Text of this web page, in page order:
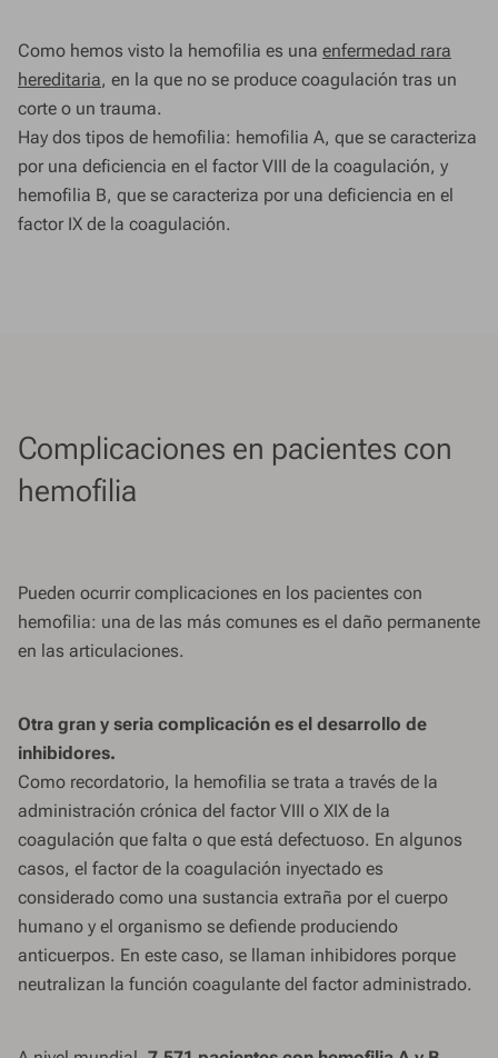
Como hemos visto la hemofilia es una enfermedad rara
hereditaria, en la que no se produce coagulación tras un
corte o un trauma.
Hay dos tipos de hemofilia: hemofilia A, que se caracteriza
por una deficiencia en el factor VIII de la coagulación, y
hemofilia B, que se caracteriza por una deficiencia en el
factor IX de la coagulación.
Complicaciones en pacientes con
hemofilia
Pueden ocurrir complicaciones en los pacientes con
hemofilia: una de las más comunes es el daño permanente
en las articulaciones.
Otra gran y seria complicación es el desarrollo de
inhibidores.
Como recordatorio, la hemofilia se trata a través de la
administración crónica del factor VIII o XIX de la
coagulación que falta o que está defectuoso. En algunos
casos, el factor de la coagulación inyectado es
considerado como una sustancia extraña por el cuerpo
humano y el organismo se defiende produciendo
anticuerpos. En este caso, se llaman inhibidores porque
neutralizan la función coagulante del factor administrado.